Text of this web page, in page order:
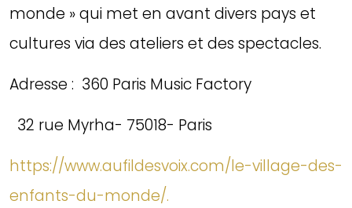
monde » qui met en avant divers pays et
cultures via des ateliers et des spectacles.
Adresse : 360 Paris Music Factory
32 rue Myrha- 75018- Paris
https://www.aufildesvoix.com/le-village-des-
enfants-du-monde/.